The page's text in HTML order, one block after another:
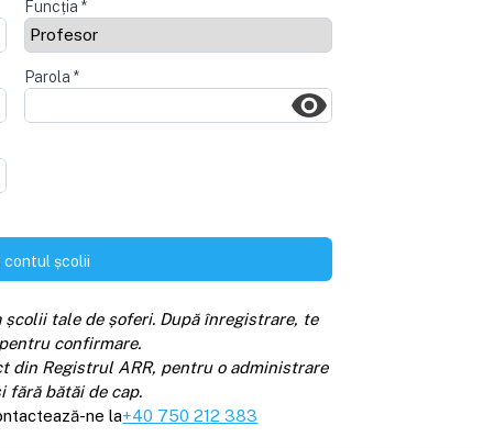
Funcția *
Parola *
contul școlii
tale de șoferi. După înregistrare, te
confirmare.
din Registrul ARR, pentru o administrare
fără bătăi de cap.
ne la+40 750 212 383